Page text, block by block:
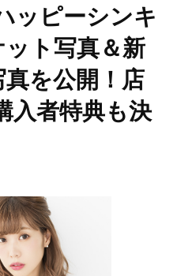
ッピーシンキ
ト写真＆新
を公開！店
入者特典も決